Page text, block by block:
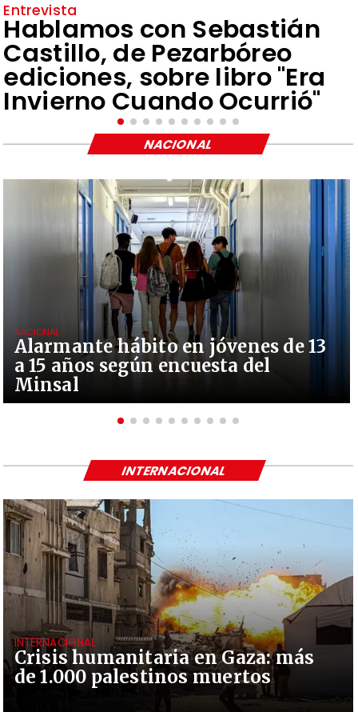
Entrevista
Hablamos con Sebastián
Castillo, de Pezarbóreo
ediciones, sobre libro "Era
Invierno Cuando Ocurrió"
Alarmante hábito en jóvenes de 13
a 15 años según encuesta del
Minsal
NACIONAL
NACIONAL
Crisis humanitaria en Gaza: más
de 1.000 palestinos muertos
INTERNACIONAL
INTERNACIONAL